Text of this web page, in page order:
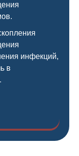
инфекций,
в